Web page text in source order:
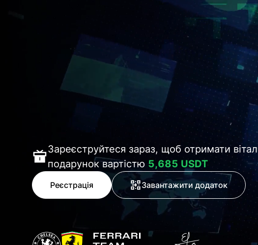
Зареєструйтеся зараз, щоб отримати
подарунок вартістю 5,685 USDT
Реєстрація Завантажити додаток